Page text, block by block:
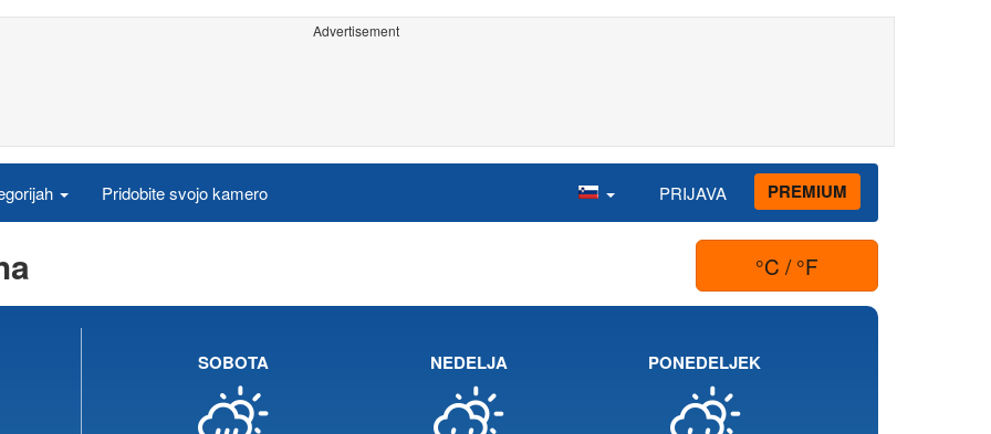
Advertisement
Pridobite svojo kamero PRIJAVA PREMIUM
°C / °F
SOBOTA NEDELJA PONEDELJEK